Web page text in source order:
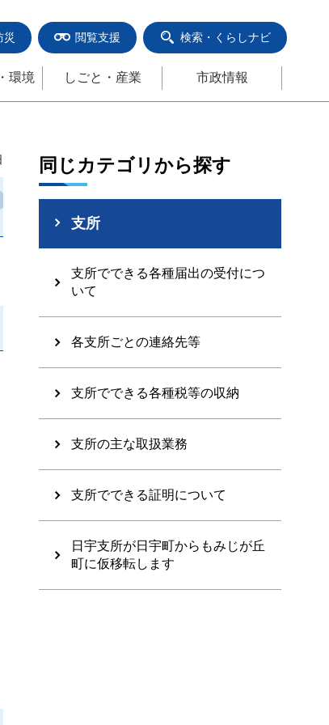
災 閲覧支援 検索・くらしナビ
環境 しごと・産業 市政情報
同じカテゴリから探す
支所
支所でできる各種届出の受付につ
いて
各支所ごとの連絡先等
支所でできる各種税等の収納
支所の主な取扱業務
支所でできる証明について
日宇支所が日宇町からもみじが丘
町に仮移転します